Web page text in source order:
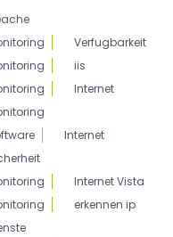
Verfugbarkeit
iis
Internet
Internet
Internet Vista
erkennen ip